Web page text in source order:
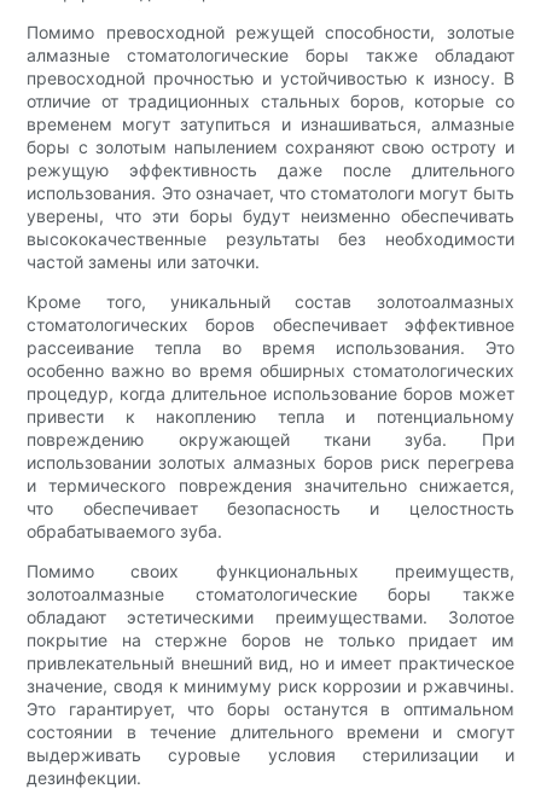
Помимо превосходной режущей способности, золотые
алмазные стоматологические боры также обладают
превосходной прочностью и устойчивостью к износу. В
отличие от традиционных стальных боров, которые со
временем могут затупиться и изнашиваться, алмазные
боры с золотым напылением сохраняют свою остроту и
режущую эффективность даже после длительного
использования. Это означает, что стоматологи могут быть
уверены, что эти боры будут неизменно обеспечивать
высококачественные результаты без необходимости
частой замены или заточки.
Кроме того, уникальный состав золотоалмазных
стоматологических боров обеспечивает эффективное
рассеивание тепла во время использования. Это
особенно важно во время обширных стоматологических
процедур, когда длительное использование боров может
привести к накоплению тепла и потенциальному
повреждению окружающей ткани зуба. При
использовании золотых алмазных боров риск перегрева
и термического повреждения значительно снижается,
что обеспечивает безопасность и целостность
обрабатываемого зуба.
Помимо своих функциональных преимуществ,
золотоалмазные стоматологические боры также
обладают эстетическими преимуществами. Золотое
покрытие на стержне боров не только придает им
привлекательный внешний вид, но и имеет практическое
значение, сводя к минимуму риск коррозии и ржавчины.
Это гарантирует, что боры останутся в оптимальном
состоянии в течение длительного времени и смогут
выдерживать суровые условия стерилизации и
дезинфекции.